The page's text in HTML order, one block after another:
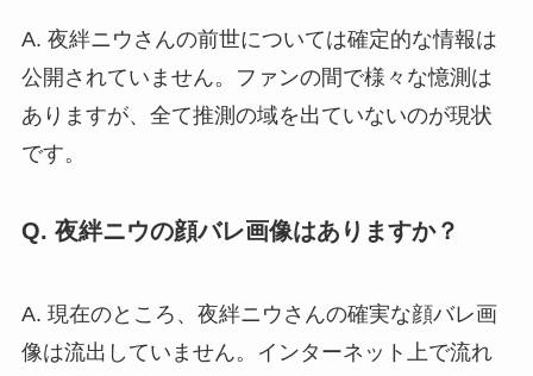
A. 夜絆ニウさんの前世については確定的な情報は
公開されていません。ファンの間で様々な憶測は
ありますが、全て推測の域を出ていないのが現状
です。
Q. 夜絆ニウの顔バレ画像はありますか？
A. 現在のところ、夜絆ニウさんの確実な顔バレ画
像は流出していません。インターネット上で流れ